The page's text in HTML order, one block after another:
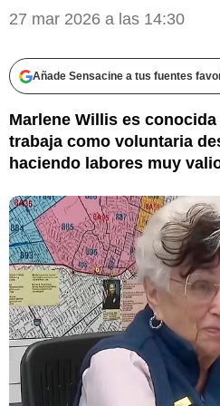
27 mar 2026 a las 14:30
Añade Sensacine a tus fuentes
Marlene Willis es
trabaja como voluntaria
haciendo labores muy